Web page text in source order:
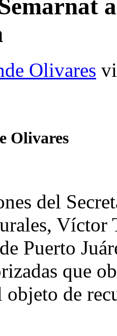
Olivares
Olivares
del
Puerto
que
de